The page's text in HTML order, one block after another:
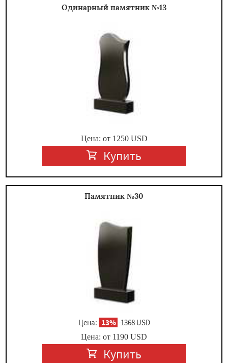
Одинарный памятник №13
Цена: от 1250USD
Купить
Памятник №30
Цена: -13% 1368 USD
Цена: от 1190 USD
Купить